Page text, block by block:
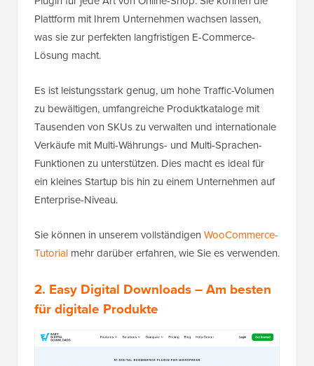
Plattform mit Ihrem Unternehmen wachsen lassen,
was sie zur perfekten langfristigen E-Commerce-
Lösung macht.
Es ist leistungsstark genug, um hohe Traffic-Volumen
zu bewältigen, umfangreiche Produktkataloge mit
Tausenden von SKUs zu verwalten und internationale
Verkäufe mit Multi-Währungs- und Multi-Sprachen-
Funktionen zu unterstützen. Dies macht es ideal für
ein kleines Startup bis hin zu einem Unternehmen auf
Enterprise-Niveau.
Sie können in unserem vollständigen WooCommerce-
Tutorial mehr darüber erfahren, wie Sie es verwenden.
2. Easy Digital Downloads– Am besten
für digitale Produkte